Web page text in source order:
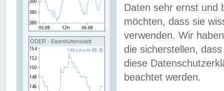
ODER - Eisenhüttenstadt
Daten sehr ernst und
möchten, dass sie
verwenden. Wir
die sicherstellen,
diese
beachtet werden.